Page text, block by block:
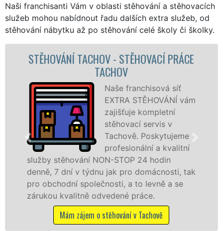
Naši franchisanti Vám v oblasti stěhování a stěhovacích
služeb mohou nabídnout řadu dalších extra služeb, od
stěhování nábytku až po stěhování celé školy či školky.
TACHOV - STĚHOVACÍ PRÁCE
Naše franchisová síť
EXTRA STĚHOVÁNÍ vám
zajišťuje kompletní
stěhovací servis v
Tachově. Poskytujeme
profesionální a kvalitní
NON-STOP 24 hodin
v týdnu jak pro domácnosti, tak
společnosti, a to levně a se
odvedené práce.
zájem o stěhování v Tachově
celém
franchisové
Mám